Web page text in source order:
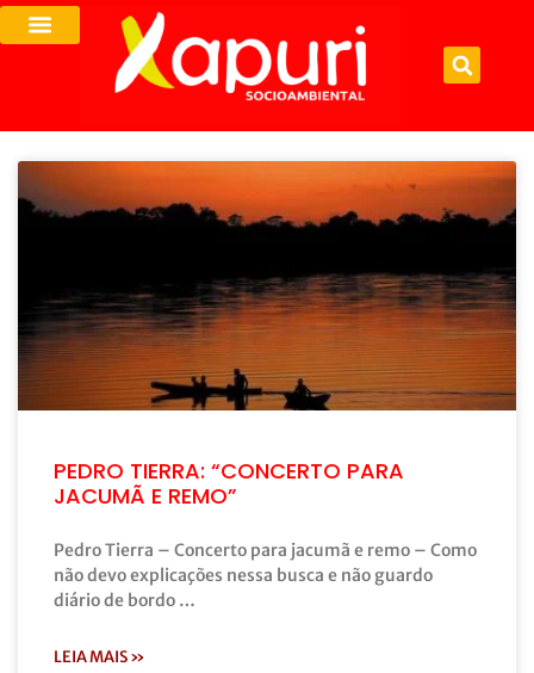
PEDRO TIERRA: “CONCERTO PARA
JACUMÃ E REMO”
Pedro Tierra – Concerto para jacumã e remo – Como
não devo explicações nessa busca e não guardo
diário de bordo …
LEIA MAIS »